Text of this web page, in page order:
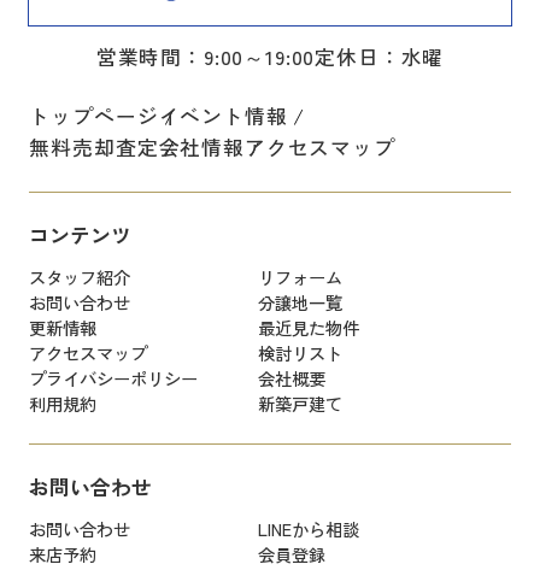
営業時間：9:00～19:00定休日：水曜
トップページイベント情報
無料売却査定会社情報アクセスマップ
コンテンツ
スタッフ紹介
リフォーム
お問い合わせ
分譲地一覧
更新情報
最近見た物件
アクセスマップ
検討リスト
プライバシーポリシー
会社概要
利用規約
新築戸建て
お問い合わせ
お問い合わせ
LINEから相談
来店予約
会員登録